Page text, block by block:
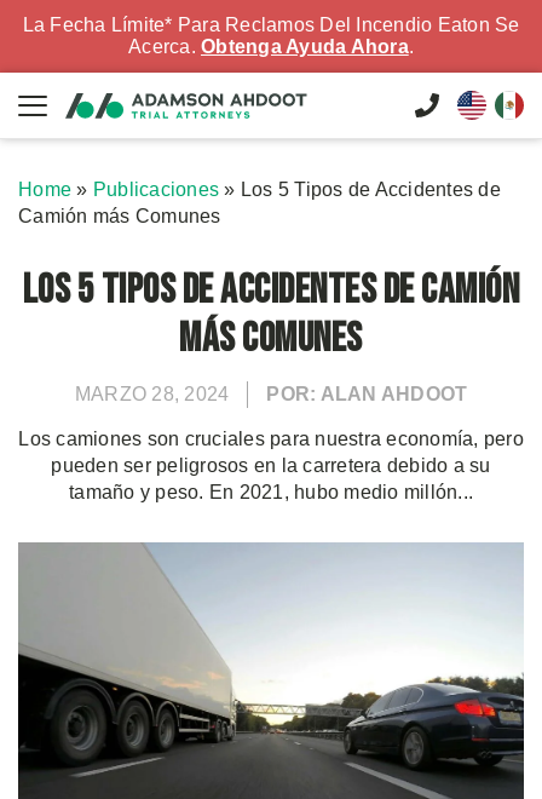
La Fecha Límite* Para Reclamos Del Incendio Eaton Se
Acerca. Obtenga Ayuda Ahora.
Home » Publicaciones » Los 5 Tipos de Accidentes de
Camión más Comunes
Los 5 Tipos de Accidentes de Camión
más Comunes
MARZO 28, 2024 POR: ALAN AHDOOT
Los camiones son cruciales para nuestra economía, pero
pueden ser peligrosos en la carretera debido a su
tamaño y peso. En 2021, hubo medio millón...